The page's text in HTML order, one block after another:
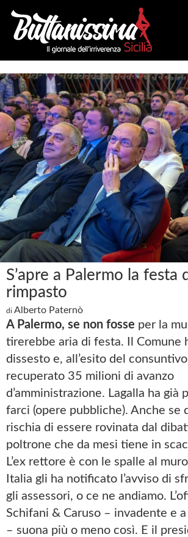
S’apre a Palermo la festa
rimpasto
di Alberto Paternò
A Palermo, se non fosse per la
tirerebbe aria di festa. Il Comune
dissesto e, all’esito del
recuperato 35 milioni di avanzo
d’amministrazione. Lagalla ha già
farci (opere pubbliche). Anche se
rischia di essere rovinata dal
poltrone che da mesi tiene in
L’ex rettore è con le spalle al
Italia gli ha notificato l’avviso di
gli assessori, o ce ne andiamo.
Schifani & Caruso – invadente e
– suona più o meno così. E il